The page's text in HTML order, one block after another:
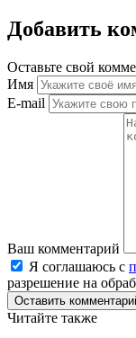
Добавить
Оставьте свой
Имя
E-mail
Ваш комментарий
Я соглашаюсь с
разрешение на
Оставить
Читайте также